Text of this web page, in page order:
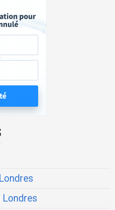
Londres